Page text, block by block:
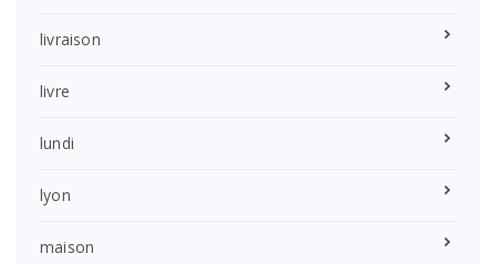
livraison
livre
lundi
lyon
maison